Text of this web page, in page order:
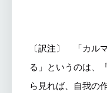
〔訳注〕 「カル
る」というのは、
ら見れば、自我の